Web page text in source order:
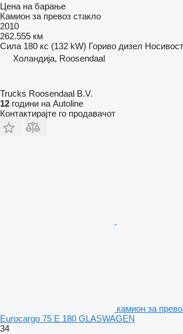
Цена на барање
Камион за превоз стакло
2010
262.555 км
Сила 180 кс (132 kW) Гориво дизел Носивост
Холандија, Roosendaal
Trucks Roosendaal B.V.
12 години на Autoline
Контактирајте го продавачот
камион за
Eurocargo 75 E 180 GLASWAGEN
34